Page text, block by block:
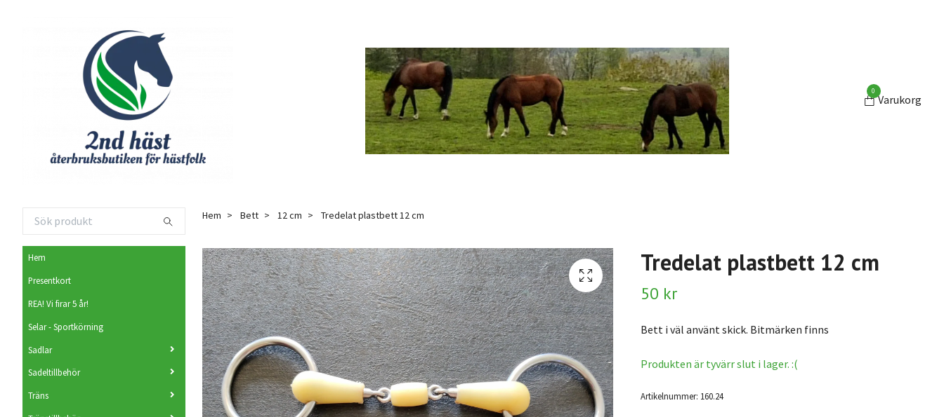
0
Varukorg
Hem
Presentkort
REA! Vi firar 5 år!
Selar - Sportkörning
Sadlar
Sadeltillbehör
Träns
Hem Bett 12 cm Tredelat plastbett 12 cm
Tredelat plastbett 12 cm
50 kr
Bett i väl använt skick. Bitmärken finns
Produkten är tyvärr slut i lager. :(
Artikelnummer: 160.24